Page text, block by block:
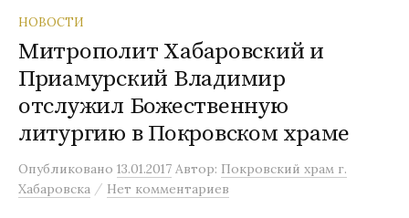
НОВОСТИ
Митрополит Хабаровский и
Приамурский Владимир
отслужил Божественную
литургию в Покровском храме
Опубликовано 13.01.2017 Автор: Покровский храм г.
Хабаровска / Нет комментариев